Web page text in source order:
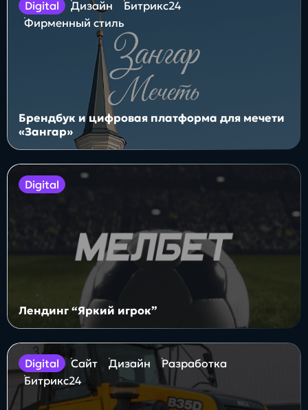
digital Дизайн
Битрикс24
Фирменный стиль
Брендбук и цифровая платформа для мечети
«Зангар»
digital
Лендинг “Яркий игрок”
digital Сайт Дизайн
Разработка
Битрикс24